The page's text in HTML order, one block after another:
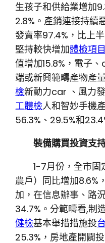
生孩子和供給業增加
2.8%。產銷連接持續
發賣率97.4%，比上
堅持較快增加體檢項目
值增加15.8%，電子
端或新興範疇產物產
檢新動力car 、風力
工體檢人和智妙手機
56.3%、29.5%和
裝備購買投資支
1-7月份，全市固
農戶）同比增加8.6%
加，在信息辦事、路
34.7%。分範疇看,制
健檢基本舉措措施投
25.3%，房地產開闢